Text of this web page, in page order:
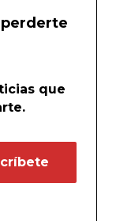
perderte
que